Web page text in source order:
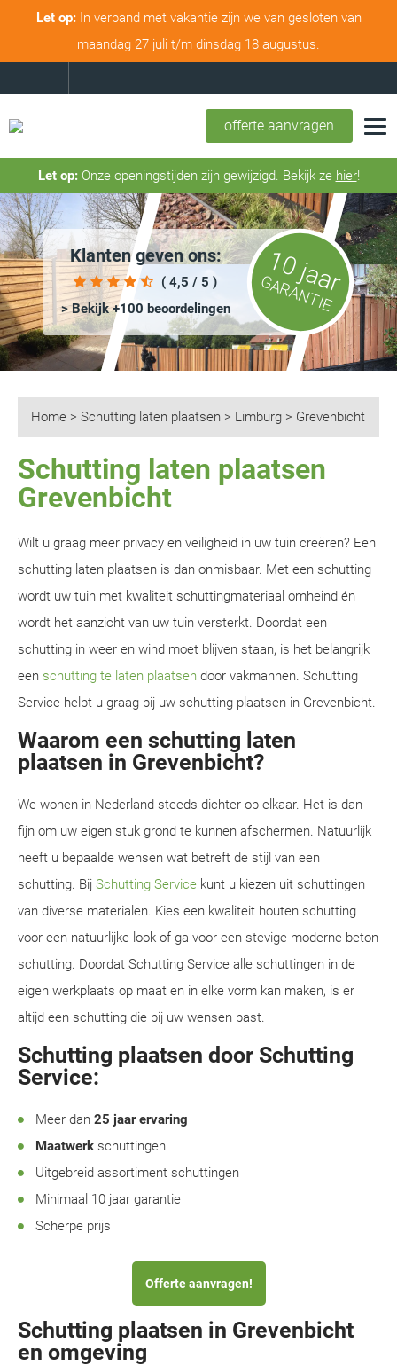
Let op:In verband met vakantie zijn we van gesloten van
maandag 27 juli t/m dinsdag 18 augustus.
offerte aanvragen
Let op:Onze openingstijden zijn gewijzigd. Bekijk ze hier!
Klanten geven ons:
( 4,5 / 5 )
> Bekijk +100 beoordelingen
10 jaar
GARANTIE
Home > Schutting laten plaatsen > Limburg > Grevenbicht
Schutting laten plaatsen
Grevenbicht
Wilt u graag meer privacy en veiligheid in uw tuin creëren? Een
schutting laten plaatsen is dan onmisbaar. Met een schutting
wordt uw tuin met kwaliteit schuttingmateriaal omheind én
wordt het aanzicht van uw tuin versterkt. Doordat een
schutting in weer en wind moet blijven staan, is het belangrijk
een schutting te laten plaatsen door vakmannen. Schutting
Service helpt u graag bij uw schutting plaatsen in Grevenbicht.
Waarom een schutting laten
plaatsen in Grevenbicht?
We wonen in Nederland steeds dichter op elkaar. Het is dan
fijn om uw eigen stuk grond te kunnen afschermen. Natuurlijk
heeft u bepaalde wensen wat betreft de stijl van een
schutting. Bij Schutting Service kunt u kiezen uit schuttingen
van diverse materialen. Kies een kwaliteit houten schutting
voor een natuurlijke look of ga voor een stevige moderne beton
schutting. Doordat Schutting Service alle schuttingen in de
eigen werkplaats op maat en in elke vorm kan maken, is er
altijd een schutting die bij uw wensen past.
Schutting plaatsen door Schutting
Service:
Meer dan 25 jaar ervaring
Maatwerk schuttingen
Uitgebreid assortiment schuttingen
Minimaal 10 jaar garantie
Scherpe prijs
Offerte aanvragen!
Schutting plaatsen in Grevenbicht
en omgeving